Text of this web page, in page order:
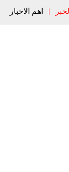
| اهم الاخبار